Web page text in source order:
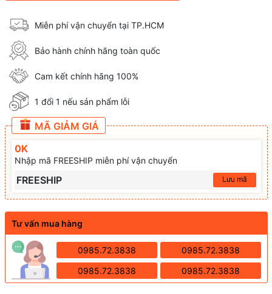
Miễn phí vận chuyển tại TP.HCM
Bảo hành chính hãng toàn quốc
Cam kết chính hãng 100%
1 đổi 1 nếu sản phẩm lỗi
MÃ GIẢM GIÁ
0K
Nhập mã FREESHIP miễn phí vận chuyển
FREESHIP Lưu mã
Tư vấn mua hàng
0985.72.3838 0985.72.3838
0985.72.3838 0985.72.3838